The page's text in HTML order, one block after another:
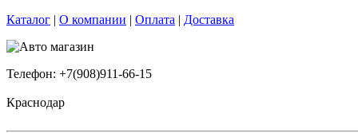
Каталог | О компании | Оплата | Доставка
Телефон: +7(908)911-66-15
Краснодар